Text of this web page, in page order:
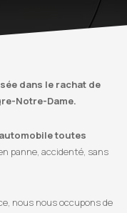
dans le rachat de
Notre-Dame.
toutes
panne, accidenté, sans
nous nous occupons de